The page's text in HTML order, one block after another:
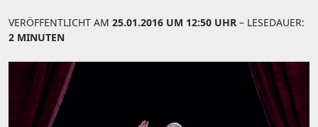
VERÖFFENTLICHT AM 25.01.2016 UM 12:50 UHR – LESEDAUER:
2 MINUTEN